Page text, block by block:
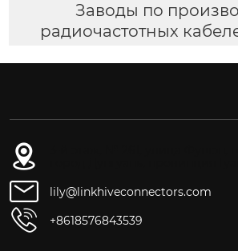
Заводы по
радиочастотных
lily@linkhiveconnectors.com
+8618576843539